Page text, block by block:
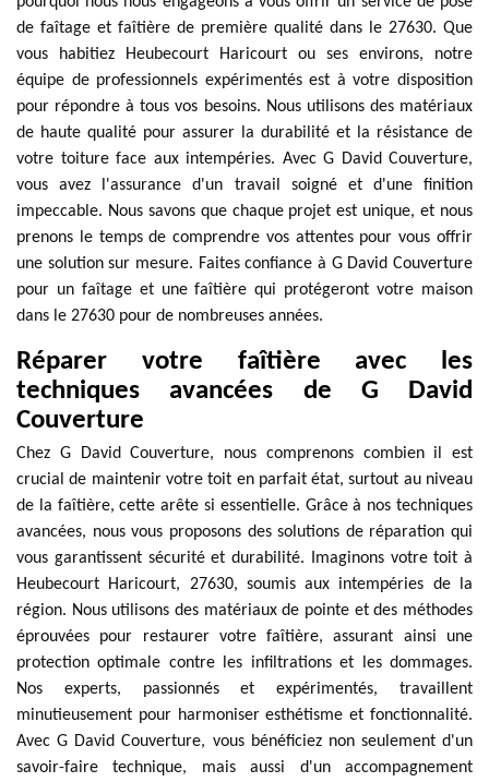
de faîtage et faîtière de première qualité dans le 27630. Que
vous habitiez Heubecourt Haricourt ou ses environs, notre
équipe de professionnels expérimentés est à votre disposition
pour répondre à tous vos besoins. Nous utilisons des matériaux
de haute qualité pour assurer la durabilité et la résistance de
votre toiture face aux intempéries. Avec G David Couverture,
vous avez l'assurance d'un travail soigné et d'une finition
impeccable. Nous savons que chaque projet est unique, et nous
prenons le temps de comprendre vos attentes pour vous offrir
une solution sur mesure. Faites confiance à G David Couverture
pour un faîtage et une faîtière qui protégeront votre maison
dans le 27630 pour de nombreuses années.
Réparer votre faîtière avec les
techniques avancées de G David
Couverture
Chez G David Couverture, nous comprenons combien il est
crucial de maintenir votre toit en parfait état, surtout au niveau
de la faîtière, cette arête si essentielle. Grâce à nos techniques
avancées, nous vous proposons des solutions de réparation qui
vous garantissent sécurité et durabilité. Imaginons votre toit à
Heubecourt Haricourt, 27630, soumis aux intempéries de la
région. Nous utilisons des matériaux de pointe et des méthodes
éprouvées pour restaurer votre faîtière, assurant ainsi une
protection optimale contre les infiltrations et les dommages.
Nos experts, passionnés et expérimentés, travaillent
minutieusement pour harmoniser esthétisme et fonctionnalité.
Avec G David Couverture, vous bénéficiez non seulement d'un
savoir-faire technique, mais aussi d'un accompagnement